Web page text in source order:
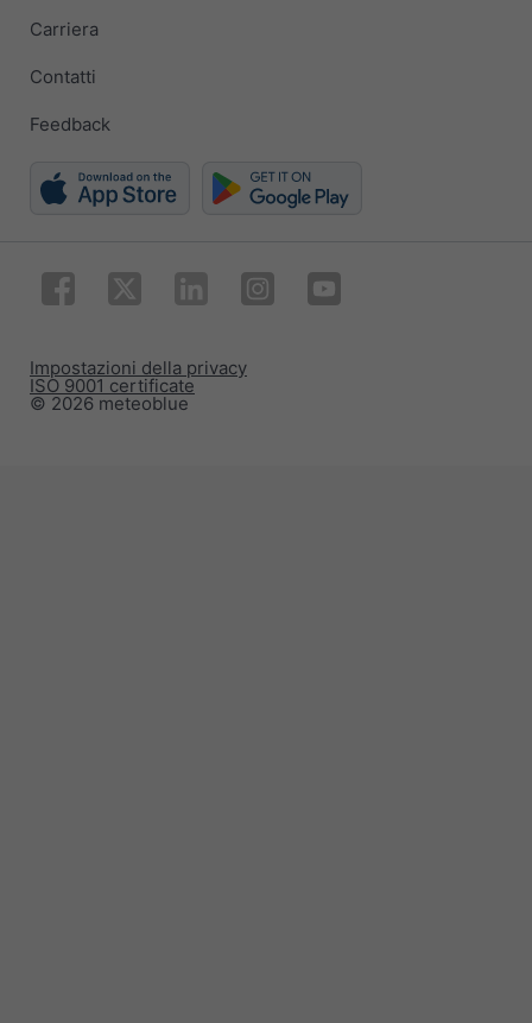
Carriera
Contatti
Feedback
© 2026 meteoblue
ISO 9001 certificate
Impostazioni della privacy